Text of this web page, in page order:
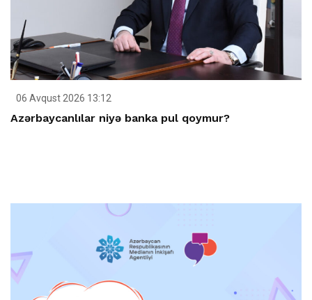
06 Avqust 2026 13:12
Azərbaycanlılar niyə banka pul qoymur?